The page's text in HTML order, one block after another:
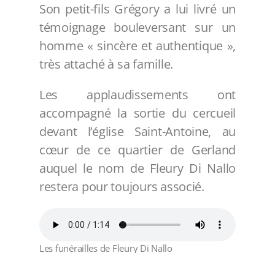
Son petit-fils Grégory a lui livré un
témoignage bouleversant sur un
homme « sincère et authentique »,
très attaché à sa famille.
Les applaudissements ont
accompagné la sortie du cercueil
devant l’église Saint-Antoine, au
cœur de ce quartier de Gerland
auquel le nom de Fleury Di Nallo
restera pour toujours associé.
Les funérailles de Fleury Di Nallo